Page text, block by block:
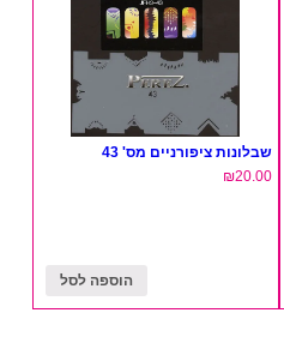
שבלונות ציפורניים מס' 43
₪20.00
הוספה לסל